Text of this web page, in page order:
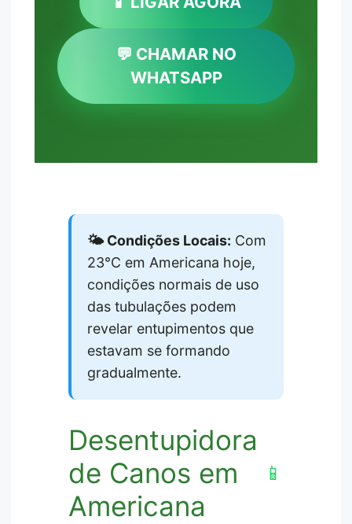
💬 CHAMAR NO
WHATSAPP
🌤️ Condições Locais: Com
23°C em Americana hoje,
condições normais de uso
das tubulações podem
revelar entupimentos que
estavam se formando
gradualmente.
Desentupidora
de Canos em
Americana
📱